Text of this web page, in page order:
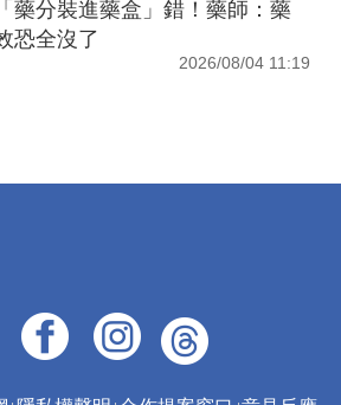
「藥分裝進藥盒」錯！藥師：藥
恐全沒了
2026/08/04 11:19